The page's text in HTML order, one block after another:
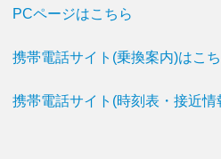
PCページはこちら
携帯電話サイト(乗換案内)はこ
携帯電話サイト(時刻表・接近情